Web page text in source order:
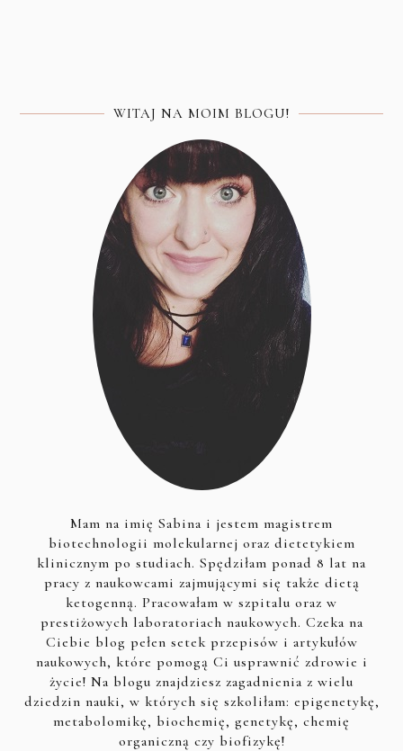
WITAJ NA MOIM BLOGU!
Mam na imię Sabina i jestem magistrem
biotechnologii molekularnej oraz dietetykiem
klinicznym po studiach. Spędziłam ponad 8 lat na
pracy z naukowcami zajmującymi się także dietą
ketogenną. Pracowałam w szpitalu oraz w
prestiżowych laboratoriach naukowych. Czeka na
Ciebie blog pełen setek przepisów i artykułów
naukowych, które pomogą Ci usprawnić zdrowie i
życie! Na blogu znajdziesz zagadnienia z wielu
dziedzin nauki, w których się szkoliłam: epigenetykę,
metabolomikę, biochemię, genetykę, chemię
organiczną czy biofizykę!